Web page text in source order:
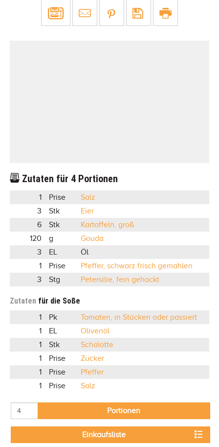
Zutaten für 4 Portionen
1 Prise
Salz
3
Stk
Eier
6
Stk
Kartoffeln, groß
120
g
Gouda
3
EL
Öl
1
Prise
Pfeffer, schwarz frisch gemahlen
3
Stg Petersilie, fein gehackt
Zutaten für die Soße
1 Pk
Tomaten, in Stücken oder passiert
1
EL
Olivenöl
1
Stk
Schalotte
1
Prise
Zucker
1
Prise
Pfeffer
1
Prise Salz
Portionen
Einkaufsliste